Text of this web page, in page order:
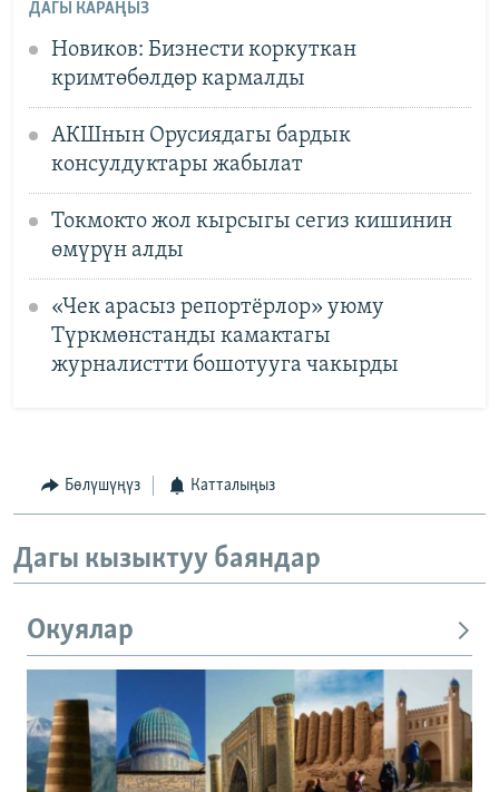
ДАГЫ КАРАҢЫЗ
Новиков: Бизнести коркуткан
кримтөбөлдөр кармалды
АКШнын Орусиядагы бардык
консулдуктары жабылат
Токмокто жол кырсыгы сегиз кишинин
өмүрүн алды
«Чек арасыз репортёрлор» уюму
Түркмөнстанды камактагы
журналистти бошотууга чакырды
Бөлүшүңүз Катталыңыз
Дагы кызыктуу баяндар
Окуялар